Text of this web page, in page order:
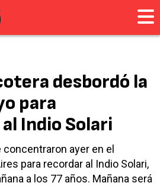
desbordó la
para
Indio Solari
ayer en el
para recordar al Indio Solari,
a los 77 años. Mañana será